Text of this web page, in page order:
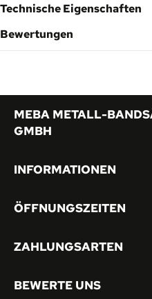
Technische Eigenschaften
Bewertungen
MEBA METALL-
GMBH
INFORMATIONEN
ÖFFNUNGSZEITEN
ZAHLUNGSARTEN
BEWERTE UNS